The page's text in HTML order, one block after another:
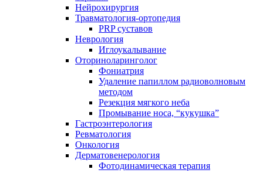
Нейрохирургия
Травматология-ортопедия
PRP суставов
Неврология
Иглоукалывание
Оториноларинголог
Фониатрия
Удаление папиллом радиоволновым
методом
Резекция мягкого неба
Промывание носа, “кукушка”
Гастроэнтерология
Ревматология
Онкология
Дерматовенерология
Фотодинамическая терапия